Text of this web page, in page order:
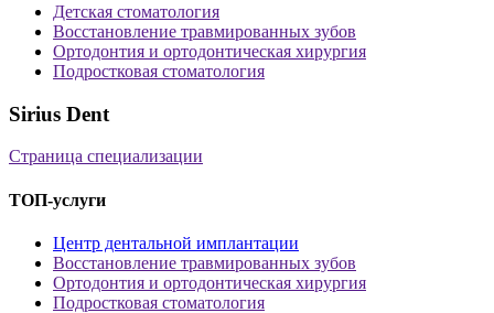
Детская стоматология
Восстановление травмированных зубов
Ортодонтия и ортодонтическая хирургия
Подростковая стоматология
Sirius Dent
Страница специализации
ТОП-услуги
Центр дентальной имплантации
Восстановление травмированных зубов
Ортодонтия и ортодонтическая хирургия
Подростковая стоматология